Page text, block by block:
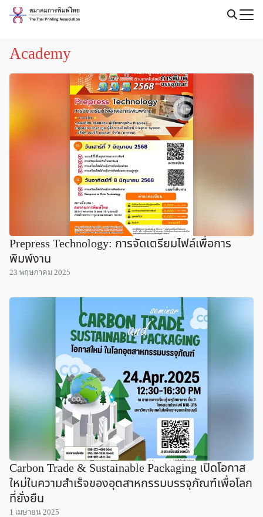
Skip
for:
Academy
Prepress Technology: การจัดเตรียมไฟล์เพื่อการ
พิมพ์งาน
23 พฤษภาคม 2025
Carbon Trade & Sustainable Packaging เปิดโอกาส
ใหม่ในความสำเร็จของอุตสาหกรรมบรรจุภัณฑ์เพื่อโลก
ที่ยั่งยืน
1 เมษายน 2025